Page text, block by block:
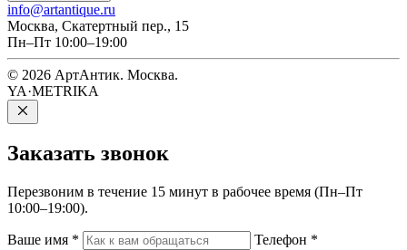
info@artantique.ru
Москва, Скатертный пер., 15
Пн–Пт 10:00–19:00
© 2026 АртАнтик. Москва.
YA·METRIKA
Заказать звонок
Перезвоним в течение 15 минут в рабочее время (Пн–Пт
10:00–19:00).
Ваше имя * Телефон *